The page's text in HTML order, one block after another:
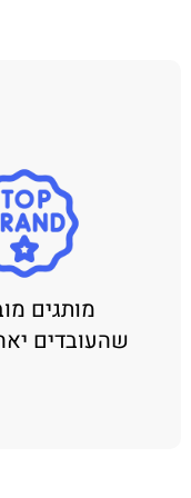
מותגים
שהעובדים